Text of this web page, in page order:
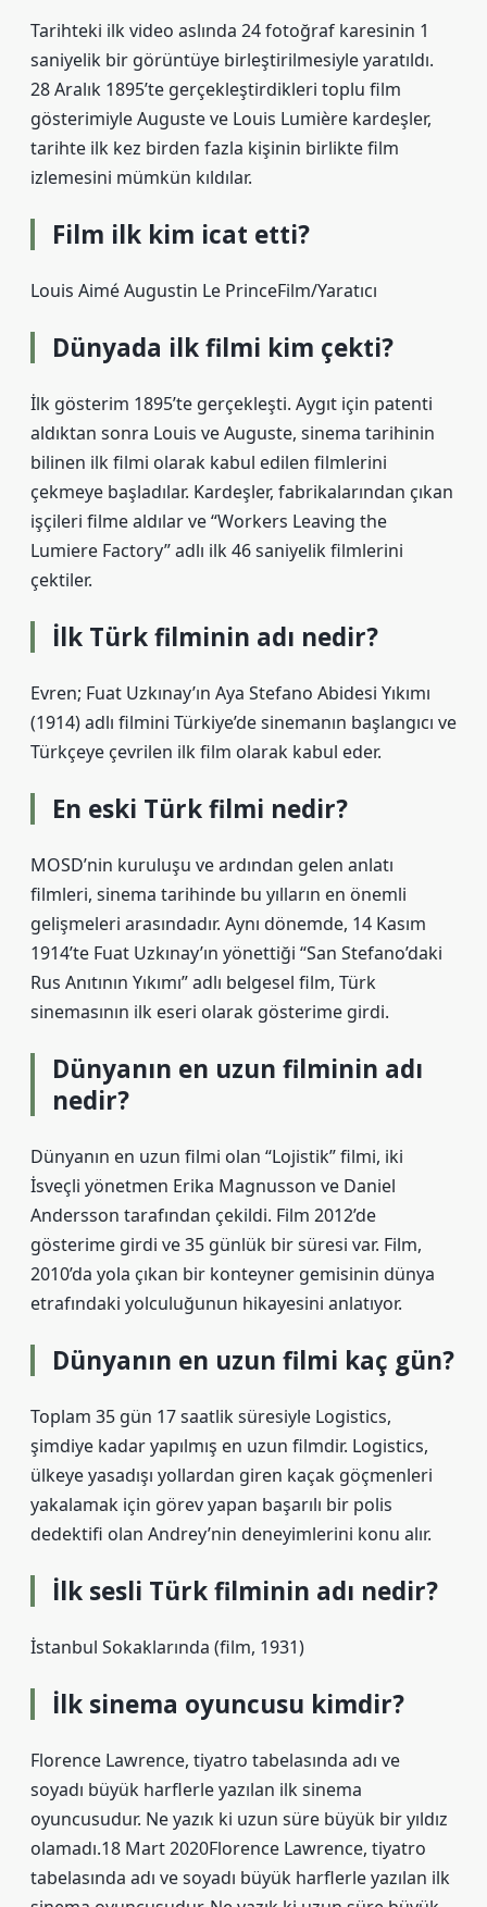
Tarihteki ilk video aslında 24 fotoğraf karesinin 1
saniyelik bir görüntüye birleştirilmesiyle yaratıldı.
28 Aralık 1895’te gerçekleştirdikleri toplu film
gösterimiyle Auguste ve Louis Lumière kardeşler,
tarihte ilk kez birden fazla kişinin birlikte film
izlemesini mümkün kıldılar.
Film ilk kim icat etti?
Louis Aimé Augustin Le PrinceFilm/Yaratıcı
Dünyada ilk filmi kim çekti?
İlk gösterim 1895’te gerçekleşti. Aygıt için patenti
aldıktan sonra Louis ve Auguste, sinema tarihinin
bilinen ilk filmi olarak kabul edilen filmlerini
çekmeye başladılar. Kardeşler, fabrikalarından çıkan
işçileri filme aldılar ve “Workers Leaving the
Lumiere Factory” adlı ilk 46 saniyelik filmlerini
çektiler.
İlk Türk filminin adı nedir?
Evren; Fuat Uzkınay’ın Aya Stefano Abidesi Yıkımı
(1914) adlı filmini Türkiye’de sinemanın başlangıcı ve
Türkçeye çevrilen ilk film olarak kabul eder.
En eski Türk filmi nedir?
MOSD’nin kuruluşu ve ardından gelen anlatı
filmleri, sinema tarihinde bu yılların en önemli
gelişmeleri arasındadır. Aynı dönemde, 14 Kasım
1914’te Fuat Uzkınay’ın yönettiği “San Stefano’daki
Rus Anıtının Yıkımı” adlı belgesel film, Türk
sinemasının ilk eseri olarak gösterime girdi.
Dünyanın en uzun filminin adı
nedir?
Dünyanın en uzun filmi olan “Lojistik” filmi, iki
İsveçli yönetmen Erika Magnusson ve Daniel
Andersson tarafından çekildi. Film 2012’de
gösterime girdi ve 35 günlük bir süresi var. Film,
2010’da yola çıkan bir konteyner gemisinin dünya
etrafındaki yolculuğunun hikayesini anlatıyor.
Dünyanın en uzun filmi kaç gün?
Toplam 35 gün 17 saatlik süresiyle Logistics,
şimdiye kadar yapılmış en uzun filmdir. Logistics,
ülkeye yasadışı yollardan giren kaçak göçmenleri
yakalamak için görev yapan başarılı bir polis
dedektifi olan Andrey’nin deneyimlerini konu alır.
İlk sesli Türk filminin adı nedir?
İstanbul Sokaklarında (film, 1931)
İlk sinema oyuncusu kimdir?
Florence Lawrence, tiyatro tabelasında adı ve
soyadı büyük harflerle yazılan ilk sinema
oyuncusudur. Ne yazık ki uzun süre büyük bir yıldız
olamadı.18 Mart 2020Florence Lawrence, tiyatro
tabelasında adı ve soyadı büyük harflerle yazılan ilk